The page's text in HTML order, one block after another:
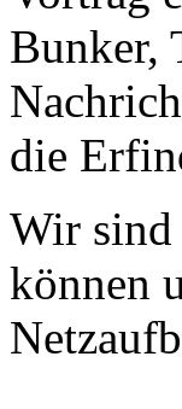
Bunker,
die
Wir sind
können